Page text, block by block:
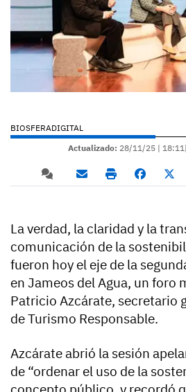
BIOSFERADIGITAL
Actualizado: 28/11/25 | 18:11
La verdad, la claridad y la
comunicación de la
fueron hoy el eje de la
en Jameos del Agua, un foro
Patricio Azcárate, secretario
de Turismo Responsable.
Azcárate abrió la sesión
de “ordenar el uso de la